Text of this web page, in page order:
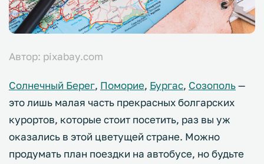
Автор: pixabay.com
Солнечный Берег, Поморие, Бургас, Созополь—
это лишь малая часть прекрасных болгарских
курортов, которые стоит посетить, раз вы уж
оказались в этой цветущей стране. Можно
продумать план поездки на автобусе, но будьте